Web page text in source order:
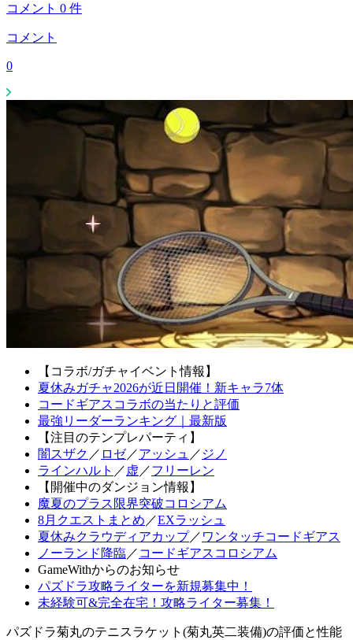
コメント 0 件
コメント
0
【コラボ/ガチャイベント情報】
夏休みガチャ2026が近日開催！新キャラ7体
コードギアスコラボの当たりと評価
最強リーダーランキング｜最新版
【注目のテンプレパーティ】
闇スザク ／ ロゼ／アッシュ ／ ジノ
ラインハルト ／ 虚 ／フリーレン
【開催中のダンジョン情報】
魔夏のプラス限界突破コロシアム
8月クエストまとめ ／EXラッシュ
夏休みクラウディアカップ／ ワンタッチコードギアス
ノーランド降臨／ コードギアスコロシアム
GameWithからのお知らせ
パズドラ攻略ライターを新規募集中！
未経験可&完全在宅！攻略ライター募集！
パズドラ菊丸のテニスラケット(菊丸英二装備)の評価と性能